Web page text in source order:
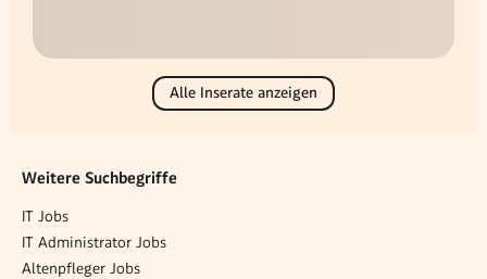
Alle Inserate anzeigen
Weitere Suchbegriffe
IT Jobs
IT Administrator Jobs
Altenpfleger Jobs